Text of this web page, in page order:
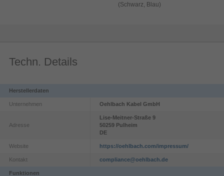
(Schwarz, Blau)
Techn. Details
Herstellerdaten
Unternehmen Oehlbach Kabel GmbH
Adresse
Lise-Meitner-Straße 9
50259 Pulheim
DE
Website https://oehlbach.com/impressum/
Kontakt compliance@oehlbach.de
Funktionen